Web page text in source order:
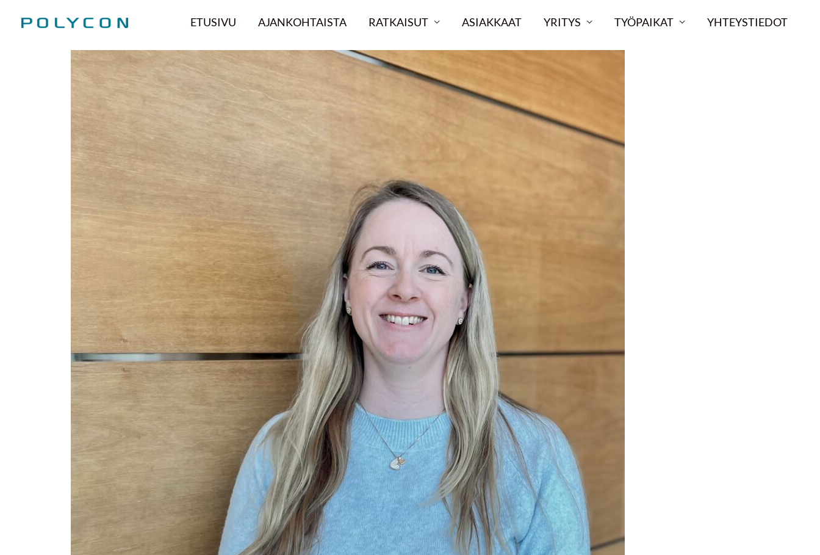
sisältöön
ETUSIVU AJANKOHTAISTA RATKAISUT ASIAKKAAT YRITYS TYÖPAIKAT YHTEYSTIEDOT